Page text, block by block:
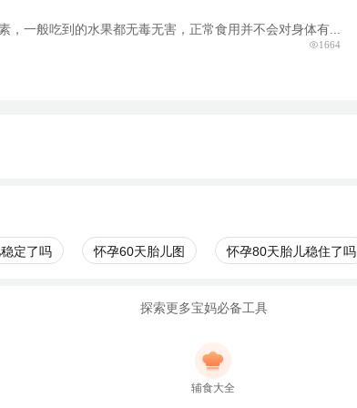
，一般吃到的水果都无毒无害，正常食用并不会对身体有...
1664
定了吗 怀孕60天胎儿图 怀孕80天胎儿稳住了吗
探索更多宝妈必备工具
辅食大全